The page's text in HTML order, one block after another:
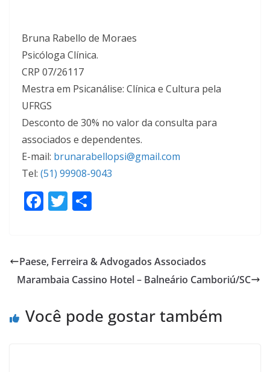
Bruna Rabello de Moraes
Psicóloga Clínica.
CRP 07/26117
Mestra em Psicanálise: Clínica e Cultura pela
UFRGS
Desconto de 30% no valor da consulta para
associados e dependentes.
E-mail: brunarabellopsi@gmail.com
Tel: (51) 99908-9043
F
b
o
k
T
er e
Paese, Ferreira & Advogados Associados
Marambaia Cassino Hotel – Balneário Camboriú/SC
Você pode gostar também